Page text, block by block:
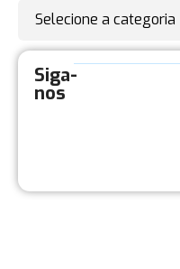
Selecione a categoria
Siga-
nos